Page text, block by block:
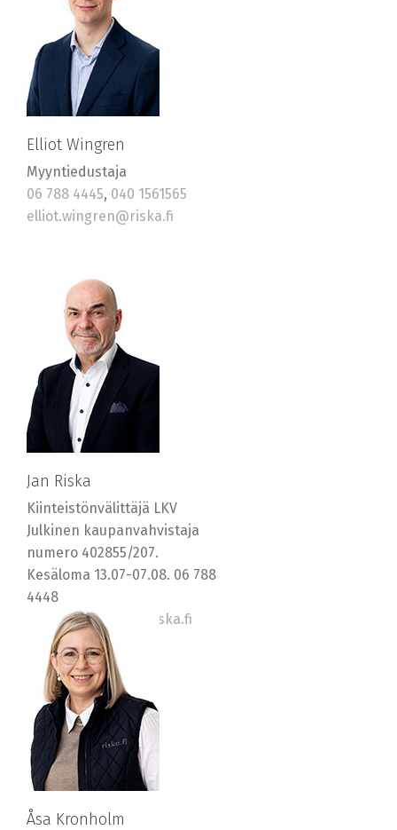
Elliot Wingren
Myyntiedustaja
06 788 4445, 040 1561565
elliot.wingren@riska.fi
Jan Riska
Kiinteistönvälittäjä LKV
Julkinen kaupanvahvistaja
numero 402855/207.
Kesäloma 13.07-07.08. 06 788
4448
0400 569577, jan@riska.fi
Åsa Kronholm